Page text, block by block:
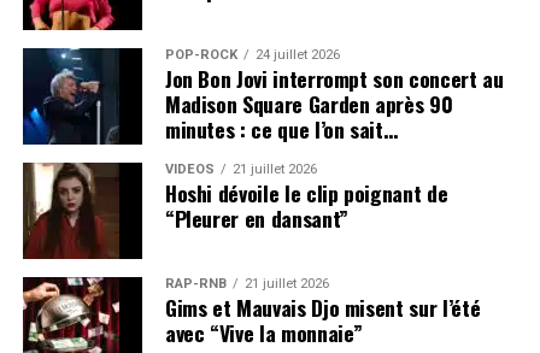
POP-ROCK 24 juillet 2026
Jon Bon Jovi interrompt son concert au
Madison Square Garden après 90
minutes : ce que l’on sait…
VIDEOS 21 juillet 2026
Hoshi dévoile le clip poignant de
“Pleurer en dansant”
RAP-RNB 21 juillet 2026
Gims et Mauvais Djo misent sur l’été
avec “Vive la monnaie”